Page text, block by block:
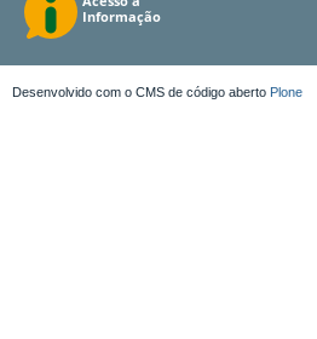
Desenvolvido com o CMS de código aberto Plone